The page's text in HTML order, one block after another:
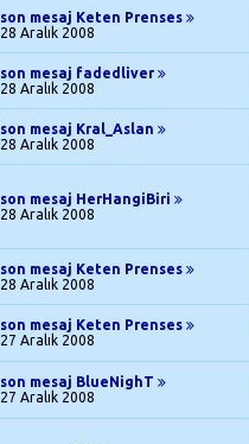
son mesaj Keten Prenses
28 Aralık 2008
son mesaj fadedliver
28 Aralık 2008
son mesaj Kral_Aslan
28 Aralık 2008
son mesaj HerHangiBiri
28 Aralık 2008
son mesaj Keten Prenses
28 Aralık 2008
son mesaj Keten Prenses
27 Aralık 2008
son mesaj BlueNighT
27 Aralık 2008